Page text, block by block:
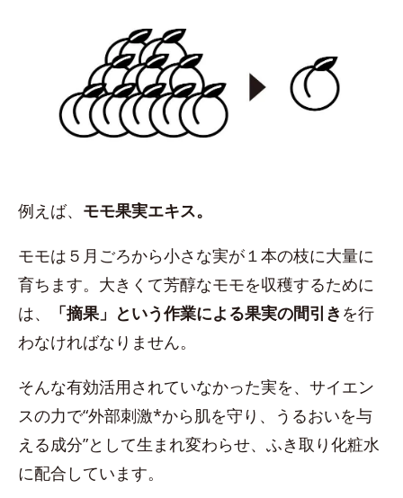
例えば、 モモ果実エキス。
モモは５月ごろから小さな実が１本の枝に大量に
育ちます。大きくて芳醇なモモを収穫するために
は、
「摘果」という作業による果実の間引き を行
わなければなりません。
そんな有効活用されていなかった実を、サイエン
スの力で“外部刺激*から肌を守り、うるおいを与
える成分”として生まれ変わらせ、ふき取り化粧水
に配合しています。